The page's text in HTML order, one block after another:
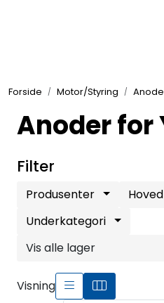
Forside Motor/Styring
Anoder for
Filter
Produsenter
Underkategori
Visning
Komfort
Motor/Styring